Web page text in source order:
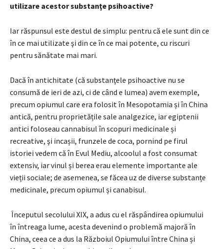
utilizare acestor substanţe psihoactive?
Iar răspunsul este destul de simplu: pentru că ele sunt din ce
în ce mai utilizate şi din ce în ce mai potente, cu riscuri
pentru sănătate mai mari.
Dacă în antichitate (că substanţele psihoactive nu se
consumă de ieri de azi, ci de când e lumea) avem exemple,
precum opiumul care era folosit în Mesopotamia și în China
antică, pentru proprietățile sale analgezice, iar egiptenii
antici foloseau cannabisul în scopuri medicinale și
recreative, şi incașii, frunzele de coca, pornind pe firul
istoriei vedem că în Evul Mediu, alcoolul a fost consumat
extensiv, iar vinul și berea erau elemente importante ale
vieții sociale; de asemenea, se făcea uz de diverse substanțe
medicinale, precum opiumul și canabisul.
Începutul secolului XIX, a adus cu el răspândirea opiumului
în întreaga lume, acesta devenind o problemă majoră în
China, ceea ce a dus la Războiul Opiumului între China și